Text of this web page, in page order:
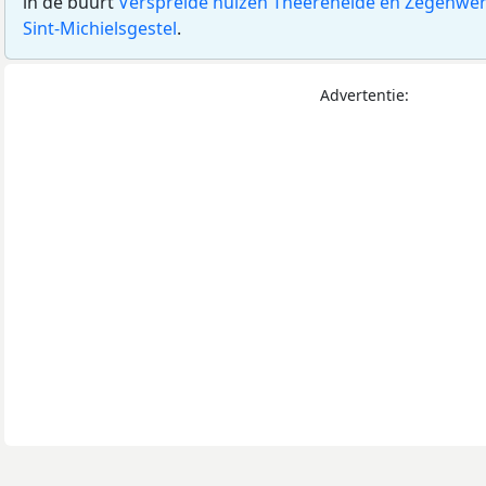
Sint-Michielsgestel.
Advertentie: